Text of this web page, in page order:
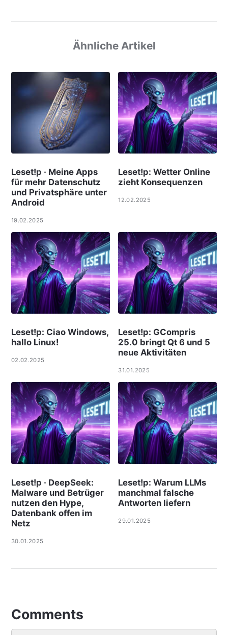
Ähnliche Artikel
Leset!p · Meine Apps
für mehr Datenschutz
und Privatsphäre unter
Android
19.02.2025
Leset!p: Wetter Online
zieht Konsequenzen
12.02.2025
Leset!p: Ciao Windows,
hallo Linux!
02.02.2025
Leset!p: GCompris
25.0 bringt Qt 6 und 5
neue Aktivitäten
31.01.2025
Leset!p · DeepSeek:
Malware und Betrüger
nutzen den Hype,
Datenbank offen im
Netz
30.01.2025
Leset!p: Warum LLMs
manchmal falsche
Antworten liefern
29.01.2025
Comments